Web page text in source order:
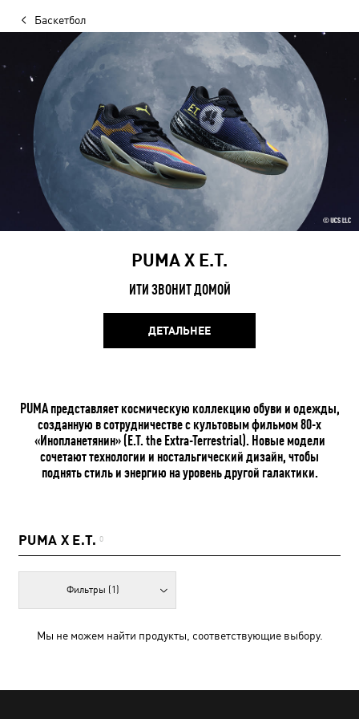
Баскетбол
PUMA Х E.T.
ИТИ ЗВОНИТ ДОМОЙ
ДЕТАЛЬНЕЕ
PUMA представляет космическую коллекцию обуви и одежды,
созданную в сотрудничестве с культовым фильмом 80-х
«Инопланетянин» (E.T. the Extra-Terrestrial). Новые модели
сочетают технологии и ностальгический дизайн, чтобы
поднять стиль и энергию на уровень другой галактики.
PUMA X E.T. 0
Фильтры (1)
Мы не можем найти продукты, соответствующие выбору.